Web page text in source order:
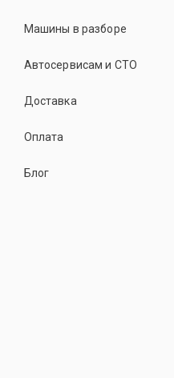
Машины в разборе
Автосервисам и СТО
Доставка
Оплата
Блог